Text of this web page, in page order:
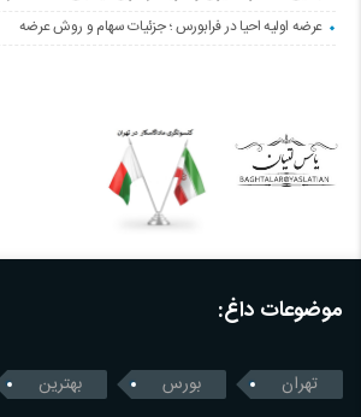
عرضه اولیه احیا در فرابورس ؛ جزئیات سهام و روش عرضه
موضوعات داغ:
تهران بورس بهترین